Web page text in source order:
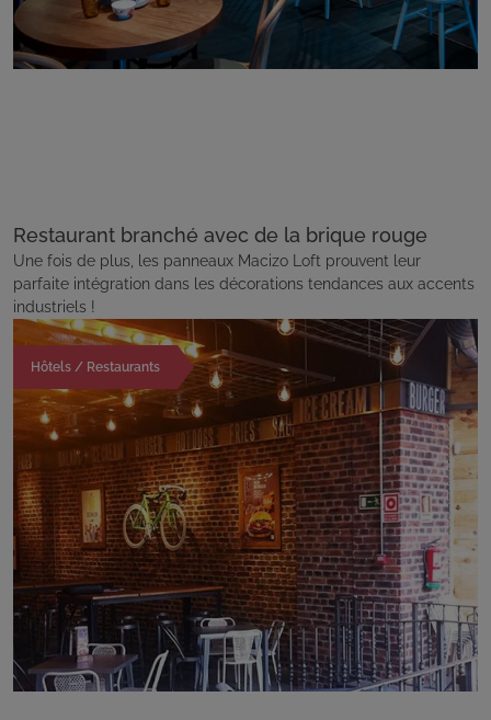
Restaurant branché avec de la brique rouge
Une fois de plus, les panneaux Macizo Loft prouvent leur
parfaite intégration dans les décorations tendances aux accents
industriels !
Hôtels / Restaurants